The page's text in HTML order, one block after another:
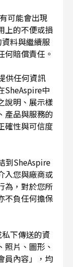
可能會出現
上的不便或損
料與繼續服
何賠償責任。
供任何資訊
SheAspire中
說明、展示樣
產品與服務的
確性與可信度
到SheAspire
入您與廠商或
為，對於您所
不負任何擔保
下傳送的資
片、圖形、
員內容」，均